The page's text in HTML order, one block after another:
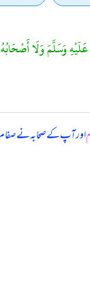
وَسَلَّمَ وَلَا أَصْحَابُهُ
اور آپ کے صحابہ نے صفا